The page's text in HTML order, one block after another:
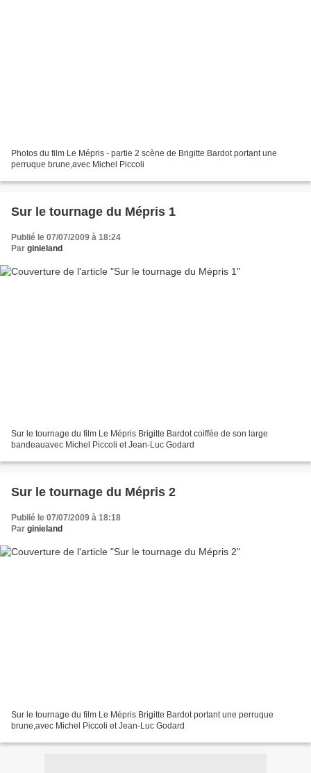
Photos du film Le Mépris - partie 2 scène de Brigitte Bardot portant une
perruque brune,avec Michel Piccoli
Sur le tournage du Mépris 1
Publié le 07/07/2009 à 18:24
Par ginieland
Sur le tournage du film Le Mépris Brigitte Bardot coiffée de son large
bandeauavec Michel Piccoli et Jean-Luc Godard
Sur le tournage du Mépris 2
Publié le 07/07/2009 à 18:18
Par ginieland
Sur le tournage du film Le Mépris Brigitte Bardot portant une perruque
brune,avec Michel Piccoli et Jean-Luc Godard